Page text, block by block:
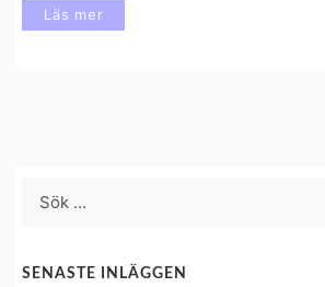
Läs mer
SENASTE INLÄGGEN